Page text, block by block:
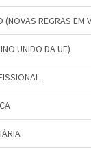
(NOVAS REGRAS EM
UNIDO DA UE)